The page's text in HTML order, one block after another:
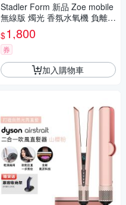
Stadler Form 新品 Zoe mobile
無線版 燭光 香氛水氧機 負離子
水霧 香氛機 水氧機
$1,800
券
加入購物車